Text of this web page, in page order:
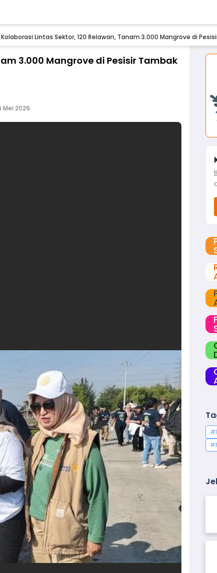
Kolaborasi Lintas Sektor, 120 Relawan, Tanam 3.000 Mangrove di
3.000 Mangrove di Pesisir Tambak
Mei 2026